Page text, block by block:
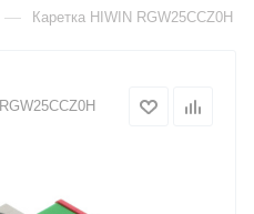
— Каретка HIWIN RGW25CCZ0H
RGW25CCZ0H